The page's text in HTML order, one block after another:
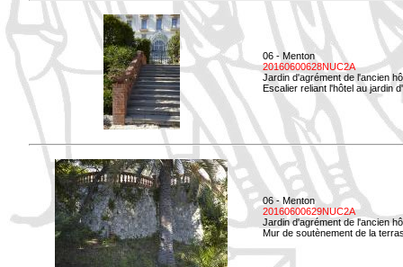
06 - Menton
20160600628NUC2A
Jardin d'agrément de l'ancien
Escalier reliant l'hôtel au jardin
06 - Menton
20160600629NUC2A
Jardin d'agrément de l'ancien
Mur de soutènement de la